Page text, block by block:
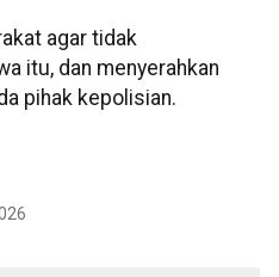
agar tidak
itu, dan menyerahkan
pihak kepolisian.